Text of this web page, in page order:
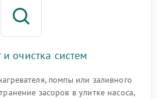
очистка систем
помпы или заливного
засоров в улитке насоса,